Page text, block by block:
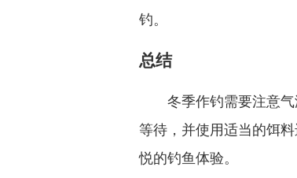
钓。
总结
冬季作钓需要注意
等待，并使用适当的饵
悦的钓鱼体验。